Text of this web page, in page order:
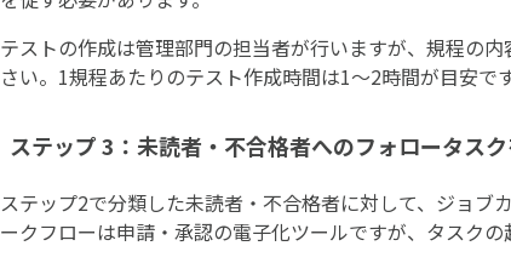
テストの作成は管理部門の担当者が行いますが、規程の
さい。1規程あたりのテスト作成時間は1〜2時間が目安です
ステップ 3：未読者・不合格者へのフォロータス
ステップ2で分類した未読者・不合格者に対して、ジョブ
ークフローは申請・承認の電子化ツールですが、タスクの